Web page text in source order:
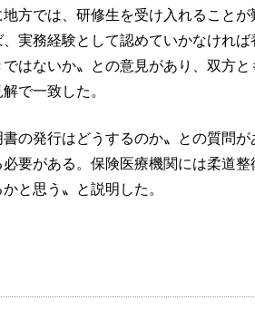
方では、研修生を受け入れることが
実務経験として認めていかなければ
はないか〟との意見があり、双方と
で一致した。
の発行はどうするのか〟との質問が
要がある。保険医療機関には柔道整
と思う〟と説明した。